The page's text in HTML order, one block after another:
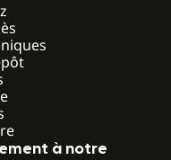
à notre